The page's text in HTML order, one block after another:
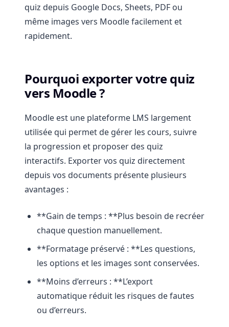
quiz depuis Google Docs, Sheets, PDF ou
même images vers Moodle facilement et
rapidement.
Pourquoi exporter votre quiz
vers Moodle ?
Moodle est une plateforme LMS largement
utilisée qui permet de gérer les cours, suivre
la progression et proposer des quiz
interactifs. Exporter vos quiz directement
depuis vos documents présente plusieurs
avantages :
**Gain de temps : **Plus besoin de recréer
chaque question manuellement.
**Formatage préservé : **Les questions,
les options et les images sont conservées.
**Moins d’erreurs : **L’export
automatique réduit les risques de fautes
ou d’erreurs.